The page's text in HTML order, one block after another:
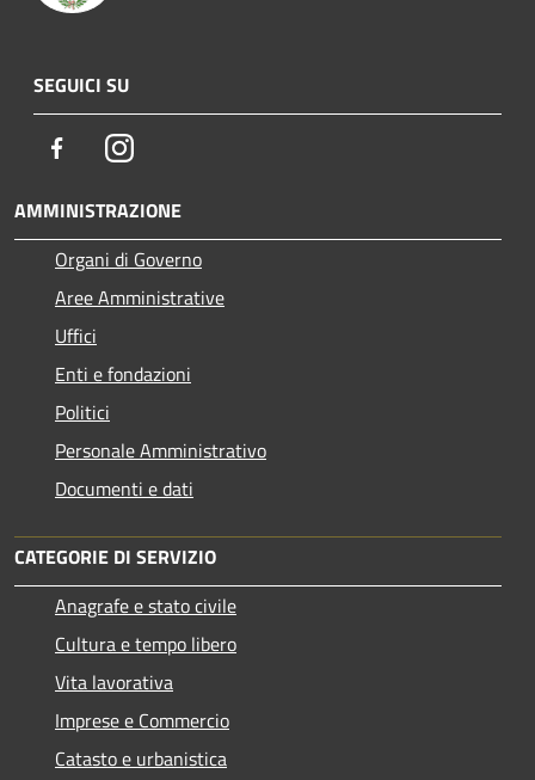
SEGUICI SU
FacebookInstagram
AMMINISTRAZIONE
Organi di Governo
Aree Amministrative
Uffici
Enti e fondazioni
Politici
Personale Amministrativo
Documenti e dati
CATEGORIE DI SERVIZIO
Anagrafe e stato civile
Cultura e tempo libero
Vita lavorativa
Imprese e Commercio
Catasto e urbanistica